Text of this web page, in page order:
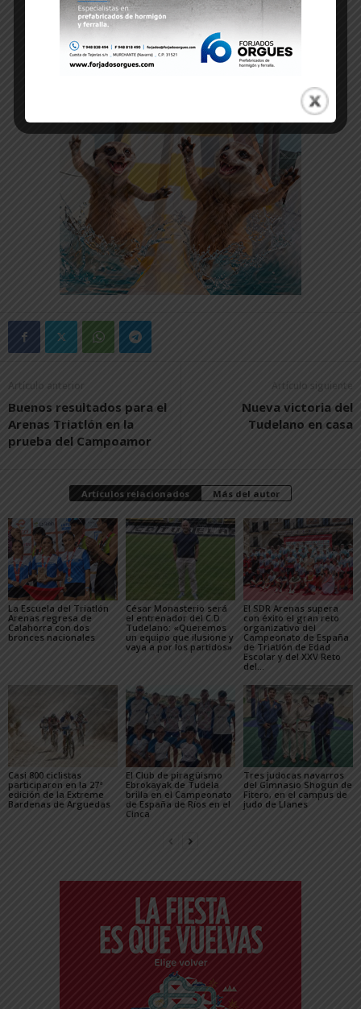
Artículo anterior
Buenos resultados para el
Arenas Triatlón en la
prueba del Campoamor
Artículo siguiente
Nueva victoria del
Tudelano en casa
Artículos relacionados Más del autor
La Escuela del Triatlón
Arenas regresa de
Calahorra con dos
bronces nacionales
César Monasterio será
el entrenador del C.D.
Tudelano: «Queremos
un equipo que ilusione y
vaya a por los partidos»
El SDR Arenas supera
con éxito el gran reto
organizativo del
Campeonato de España
de Triatlón de Edad
Escolar y del XXV Reto
del...
Casi 800 ciclistas
participaron en la 27ª
edición de la Extreme
Bardenas de Arguedas
El Club de piragüismo
Ebrokayak de Tudela
brilla en el Campeonato
de España de Ríos en el
Cinca
Tres judocas navarros
del Gimnasio Shogun de
Fitero, en el campus de
judo de Llanes